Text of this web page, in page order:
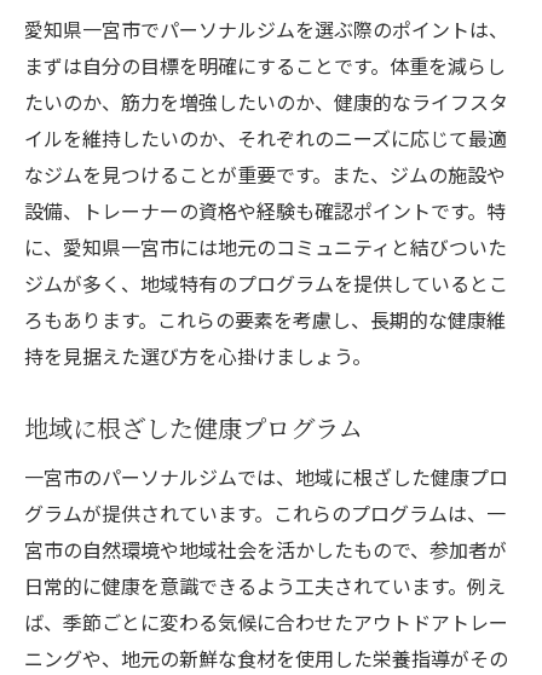
愛知県一宮市でパーソナルジムを選ぶ際のポイントは、
まずは自分の目標を明確にすることです。体重を減らし
たいのか、筋力を増強したいのか、健康的なライフスタ
イルを維持したいのか、それぞれのニーズに応じて最適
なジムを見つけることが重要です。また、ジムの施設や
設備、トレーナーの資格や経験も確認ポイントです。特
に、愛知県一宮市には地元のコミュニティと結びついた
ジムが多く、地域特有のプログラムを提供しているとこ
ろもあります。これらの要素を考慮し、長期的な健康維
持を見据えた選び方を心掛けましょう。
地域に根ざした健康プログラム
一宮市のパーソナルジムでは、地域に根ざした健康プロ
グラムが提供されています。これらのプログラムは、一
宮市の自然環境や地域社会を活かしたもので、参加者が
日常的に健康を意識できるよう工夫されています。例え
ば、季節ごとに変わる気候に合わせたアウトドアトレー
ニングや、地元の新鮮な食材を使用した栄養指導がその